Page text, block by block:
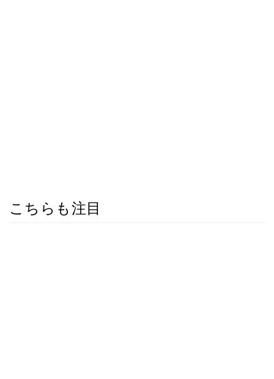
こちらも注目